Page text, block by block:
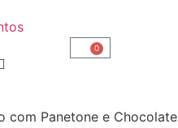
0
com Panetone e Chocolate